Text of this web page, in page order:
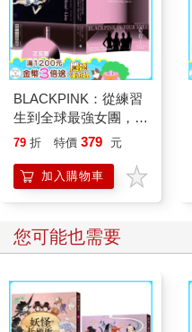
BLACKPINK：從練習
生到全球最強女團，看
Jisoo、Jennie、
世界，創造K-pop傳
奇！
79 折 特價 379 元
加入購物車
您可能也需要